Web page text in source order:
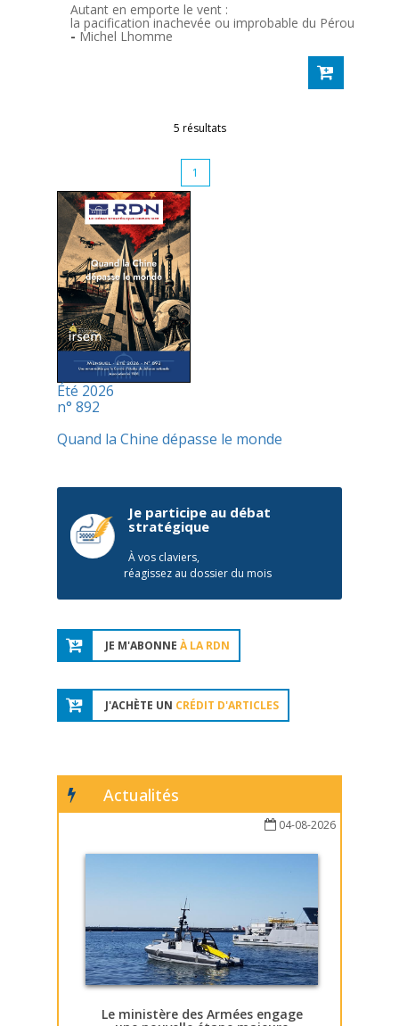
Autant en emporte le vent :
la pacification inachevée ou improbable du Pérou
- Michel Lhomme
5 résultats
1
Été 2026
n° 892
Quand la Chine dépasse le monde
Je participe au débat
stratégique
À vos claviers,
réagissez au dossier du mois
JE M'ABONNE À LA RDN
J'ACHÈTE UN CRÉDIT D'ARTICLES
Actualités
04-08-2026
Le ministère des Armées engage